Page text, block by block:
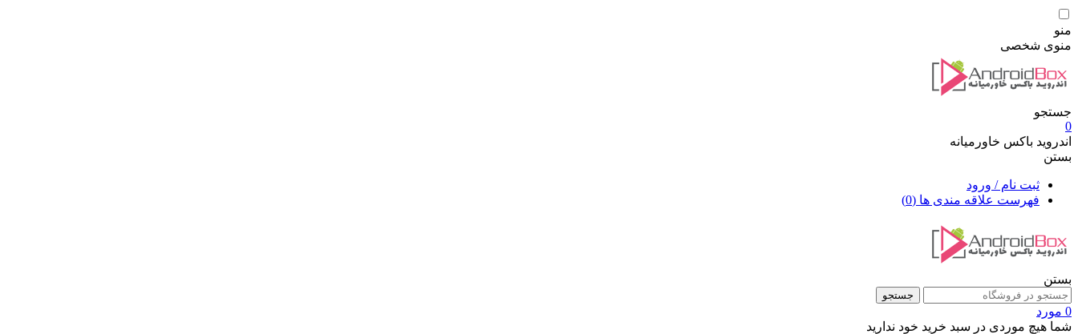
منو
منوی شخصی
جستجو
0
اندروید باکس خاورمیانه
بستن
ثبت نام / ورود
فهرست علاقه مندی ها (0)
بستن
جستجو
0 مورد
شما هیچ موردی در سبد خرید خود ندارید